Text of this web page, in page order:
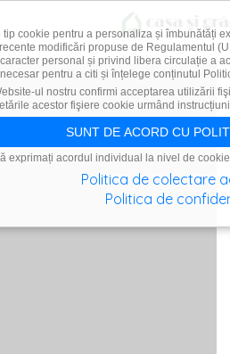
cookie pentru a personaliza și îmbunătăți
modificări propuse de Regulamentul
personal și privind libera circulație a
pentru a citi și înțelege conținutul
ul nostru confirmi acceptarea utilizării
acestor fişiere cookie urmând
SUNT DE ACORD CU
exprimați acordul individual la nivel de
Politica de colectare
Politica de